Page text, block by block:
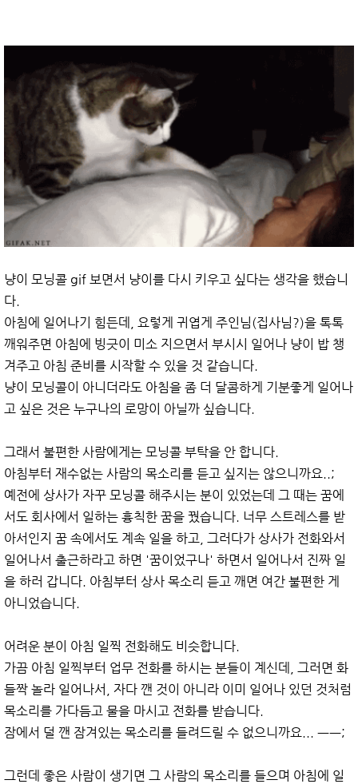
냥이 모닝콜 gif 보면서 냥이를 다시 키우고 싶다는 생각을 했습니
다.
아침에 일어나기 힘든데, 요렇게 귀엽게 주인님(집사님?)을 톡톡
깨워주면 아침에 빙긋이 미소 지으면서 부시시 일어나 냥이 밥 챙
겨주고 아침 준비를 시작할 수 있을 것 같습니다.
냥이 모닝콜이 아니더라도 아침을 좀 더 달콤하게 기분좋게 일어나
고 싶은 것은 누구나의 로망이 아닐까 싶습니다.
그래서 불편한 사람에게는 모닝콜 부탁을 안 합니다.
아침부터 재수없는 사람의 목소리를 듣고 싶지는 않으니까요..;
예전에 상사가 자꾸 모닝콜 해주시는 분이 있었는데 그 때는 꿈에
서도 회사에서 일하는 흉칙한 꿈을 꿨습니다. 너무 스트레스를 받
아서인지 꿈 속에서도 계속 일을 하고, 그러다가 상사가 전화와서
일어나서 출근하라고 하면 '꿈이었구나' 하면서 일어나서 진짜 일
을 하러 갑니다. 아침부터 상사 목소리 듣고 깨면 여간 불편한 게
아니었습니다.
어려운 분이 아침 일찍 전화해도 비슷합니다.
가끔 아침 일찍부터 업무 전화를 하시는 분들이 계신데, 그러면 화
들짝 놀라 일어나서, 자다 깬 것이 아니라 이미 일어나 있던 것처럼
목소리를 가다듬고 물을 마시고 전화를 받습니다.
잠에서 덜 깬 잠겨있는 목소리를 들려드릴 수 없으니까요... ㅡㅡ;
그런데 좋은 사람이 생기면 그 사람의 목소리를 들으며 아침에 일